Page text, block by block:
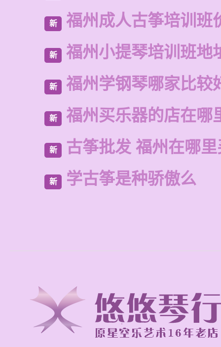
新 福州成人古筝培训班
新 福州小提琴培训班地
新 福州学钢琴哪家比较
新 福州买乐器的店在哪
新 古筝批发 福州在哪
新 学古筝是种骄傲么